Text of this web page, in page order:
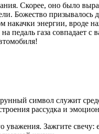
Скорее, оно было
Божество
энергии, вроде
газа совпадает
символ служит
рассудка и
Зажгите свечу: